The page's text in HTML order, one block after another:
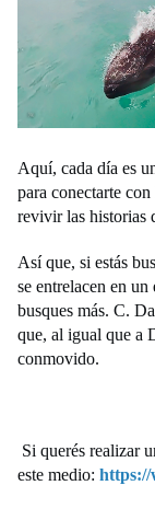
Aquí, cada día es
para conectarte
revivir las historias
Así que, si estás
se entrelacen en
busques más. C.
que, al igual que a
conmovido.
Si querés realizar
este medio: https://